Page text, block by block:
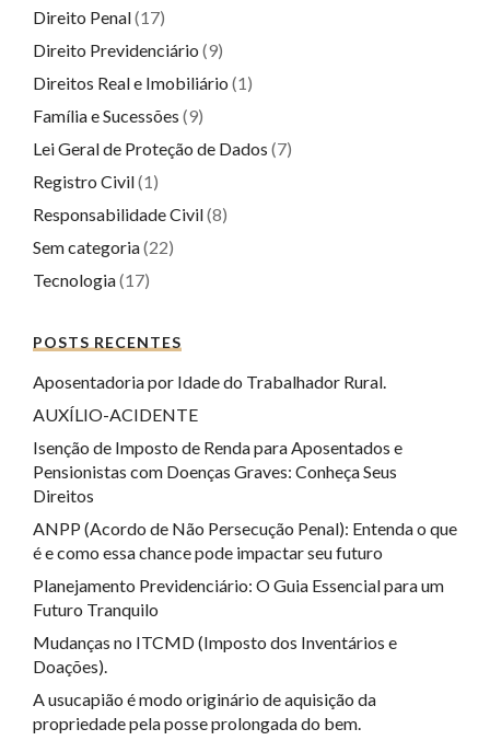
Direito Penal(17)
Direito Previdenciário (9)
Direitos Real e Imobiliário (1)
Família e Sucessões (9)
Lei Geral de Proteção de Dados (7)
Registro Civil(1)
Responsabilidade Civil(8)
Sem categoria(22)
Tecnologia(17)
POSTS RECENTES
Aposentadoria por Idade do Trabalhador Rural.
AUXÍLIO-ACIDENTE
Isenção de Imposto de Renda para Aposentados e
Pensionistas com Doenças Graves: Conheça Seus
Direitos
ANPP (Acordo de Não Persecução Penal): Entenda o que
é e como essa chance pode impactar seu futuro
Planejamento Previdenciário: O Guia Essencial para um
Futuro Tranquilo
Mudanças no ITCMD (Imposto dos Inventários e
Doações).
A usucapião é modo originário de aquisição da
propriedade pela posse prolongada do bem.